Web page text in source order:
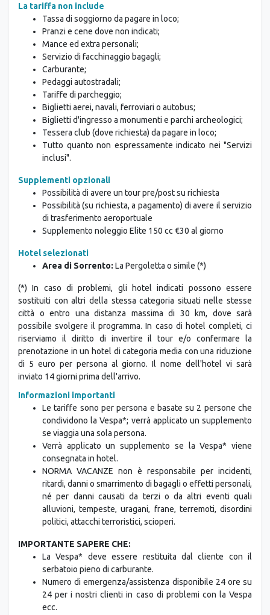
Tassa di soggiorno da pagare in loco;
Pranzi e cene dove non indicati;
Mance ed extra personali;
Servizio di facchinaggio bagagli;
Carburante;
Pedaggi autostradali;
Tariffe di parcheggio;
Biglietti aerei, navali, ferroviari o autobus;
Biglietti d'ingresso a monumenti e parchi archeologici;
Tessera club (dove richiesta) da pagare in loco;
Tutto quanto non espressamente indicato nei "Servizi
inclusi".
Possibilità di avere un tour pre/post su richiesta
Possibilità (su richiesta, a pagamento) di avere il servizio
di trasferimento aeroportuale
Supplemento noleggio Elite 150 cc €30 al giorno
Area di Sorrento:
sostituiti con altri della stessa categoria situati nelle stesse
città o entro una distanza massima di 30 km, dove sarà
possibile svolgere il programma. In caso di hotel completi, ci
riserviamo il diritto di invertire il tour e/o confermare la
prenotazione in un hotel di categoria media con una riduzione
di 5 euro per persona al giorno. Il nome dell'hotel vi sarà
inviato 14 giorni prima dell'arrivo.
Informazioni importanti
Le tariffe sono per persona e basate su 2 persone che
condividono la Vespa*; verrà applicato un supplemento
se viaggia una sola persona.
Verrà applicato un supplemento se la Vespa* viene
consegnata in hotel.
NORMA VACANZE non è responsabile per incidenti,
ritardi, danni o smarrimento di bagagli o effetti personali,
né per danni causati da terzi o da altri eventi quali
alluvioni, tempeste, uragani, frane, terremoti, disordini
politici, attacchi terroristici, scioperi.
La Vespa* deve essere restituita dal cliente con il
serbatoio pieno di carburante.
Numero di emergenza/assistenza disponibile 24 ore su
24 per i nostri clienti in caso di problemi con la Vespa
ecc.
In caso di emergenza, l’assistenza del veicolo sarà